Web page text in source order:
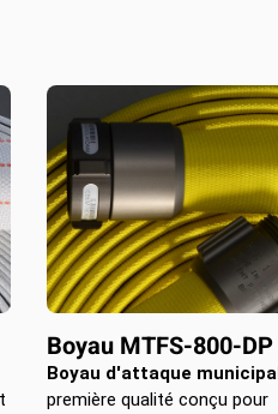
Boyau MTFS-800-DP
Boyau d'attaque municipal
première qualité conçu pour